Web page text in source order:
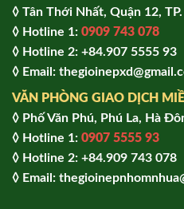
◊ Tân Thới Nhất, Quận 12,
◊ Hotline 1: 0909 743 078
◊ Hotline 2: +84.907 5555 93
◊ Email:
VĂN PHÒNG GIAO DỊCH
◊ Phố Văn Phú, Phú La, Hà
◊ Hotline 1: 0907 5555 93
◊ Hot line 2: +84.909 743 078
◊ Email: